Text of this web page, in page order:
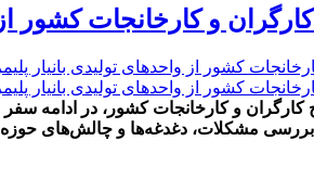
و کارخانجات کشور
و کارخانجات کشور، در ادامه سفر
مشکلات، دغدغه‌ها و چالش‌های حوزه